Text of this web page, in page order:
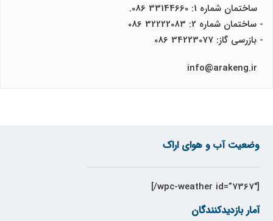
ساختمان شماره 1: 33144660 086.
- ساختمان شماره 2: 32222083 086
- بازرسی گاز: 34223077 086
وضعیت آب و هوای اراک
[wpc-weather id=”7367″/]
آمار بازدیدکنندگان